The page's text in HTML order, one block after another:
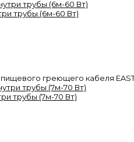
трубы (6м-60 Вт)
греющего кабеля
трубы (7м-70 Вт)